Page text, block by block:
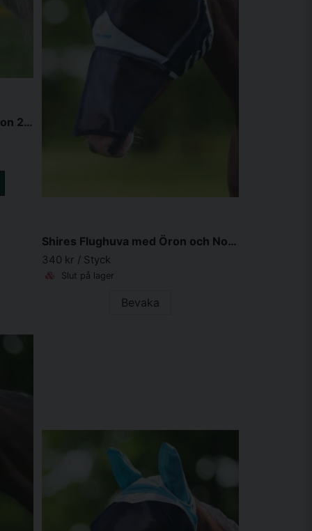
Waldhausen Flugmask utan öron 2-pack
Shires Flughuva med Öron och Nos Black/Grey
340 kr / Styck
Slut på lager
Bevaka